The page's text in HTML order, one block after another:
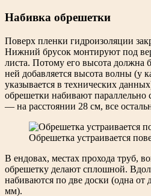
Набивка обрешетки
Поверх пленки гидроизоляции
Нижний брусок монтируют под
листа. Потому его высота должна
ней добавляется высота волны (у
указывается в технических
обрешетки набивают
— на расстоянии 28 см, все
Обрешетка устраивается
В ендовах, местах прохода труб,
обрешетку делают сплошной.
набиваются по две доски (одна от
мм).